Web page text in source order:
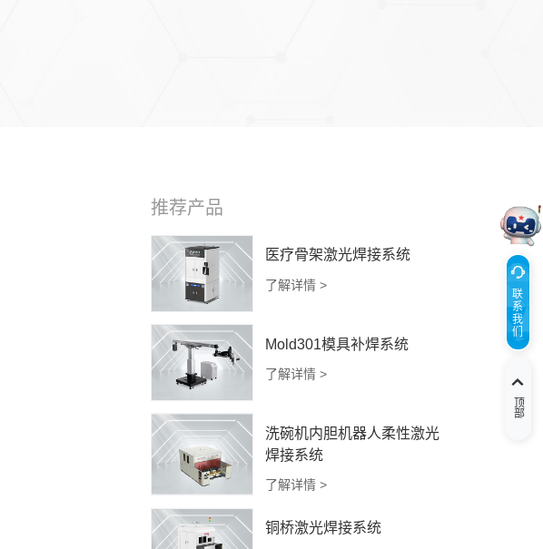
推荐产品
医疗骨架激光焊接系统
了解详情 >
Mold301模具补焊系统
了解详情 >
洗碗机内胆机器人柔性激光
焊接系统
了解详情 >
铜桥激光焊接系统
联
系
我
们
顶部